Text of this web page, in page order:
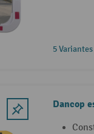
5 Variantes
Dancop